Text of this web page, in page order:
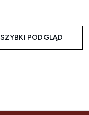
SZYBKI PODGLĄD